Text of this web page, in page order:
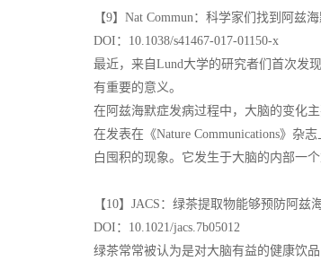
【9】Nat Commun：科学家们找到阿兹
DOI：10.1038/s41467-017-01150-x
最近，来自Lund大学的研究者们首次发
有重要的意义。
在阿兹海默症发病过程中，大脑的变化
在发表在《Nature Communications》杂
白囤积的现象。它发生于大脑的内部一
【10】JACS：绿茶提取物能够预防阿兹
DOI：10.1021/jacs.7b05012
绿茶常常被认为是对大脑有益的健康饮